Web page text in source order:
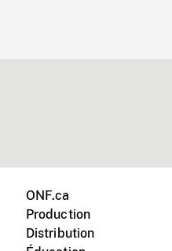
ONF.ca
Production
Distribution